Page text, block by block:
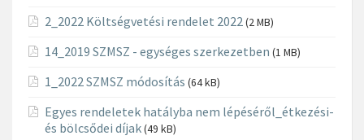
2_2022 Költségvetési rendelet 2022 (2 MB)
14_2019 SZMSZ - egységes szerkezetben (1 MB)
1_2022 SZMSZ módosítás (64 kB)
Egyes rendeletek hatályba nem lépéséről_étkezési-
és bölcsődei díjak(49 kB)